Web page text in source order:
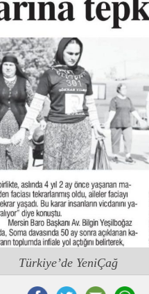
Türkiye’de YeniÇağ